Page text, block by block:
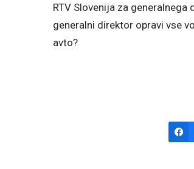
RTV Slovenija za
generalni direktor opravi vse
avto?